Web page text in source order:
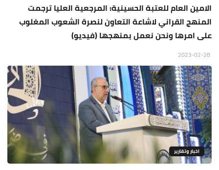
الامين العام للعتبة الحسينية: المرجعية العليا ترجمت
المنهج القراني لاشاعة التعاون لنصرة الشعوب المغلوب
على امرها ونحن نعمل بمنهجها (فيديو)
اخبار وتقارير